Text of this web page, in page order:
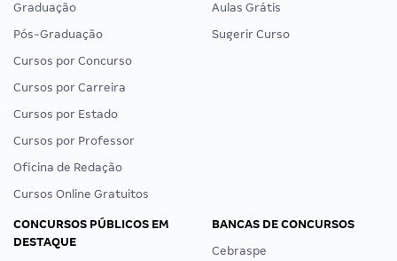
Graduação
Pós-Graduação
Cursos por Concurso
Cursos por Carreira
Cursos por Estado
Cursos por Professor
Oficina de Redação
Cursos Online Gratuitos
Aulas Grátis
Sugerir Curso
CONCURSOS PÚBLICOS EM
DESTAQUE
BANCAS DE CONCURSOS
Cebraspe